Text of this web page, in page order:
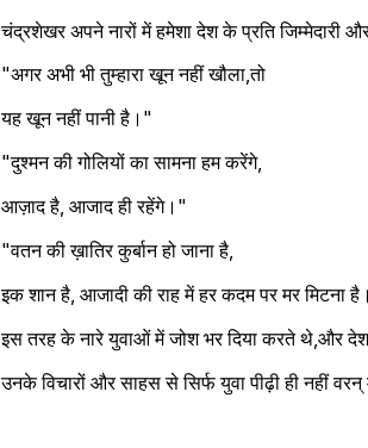
चंद्रशेखर अपने नारों में हमेशा देश के प्रति जिम्मेदारी
"अगर अभी भी तुम्हारा खून नहीं खौला,तो
यह खून नहीं पानी है।"
"दुश्मन की गोलियों का सामना हम करेंगे,
आज़ाद है, आजाद ही रहेंगे।"
"वतन की ख़ातिर कुर्बान हो जाना है,
इक शान है, आजादी की राह में हर कदम पर मर मिटना
इस तरह के नारे युवाओं में जोश भर दिया करते थे,और
उनके विचारों और साहस से सिर्फ युवा पीढ़ी ही नहीं